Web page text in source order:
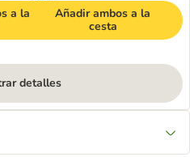
a la
Añadir ambos a la
cesta
detalles